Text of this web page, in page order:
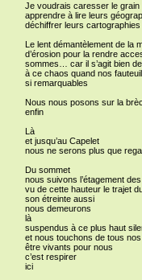
Je voudrais caresser le grain
apprendre à lire leurs
déchiffrer leurs cartographies
Le lent démantèlement de la
d’érosion pour la rendre
sommes… car il s’agit bien
à ce chaos quand nos
si remarquables
Nous nous posons sur la
enfin
Là
et jusqu’au Capelet
nous ne serons plus que
Du sommet
nous suivons l’étagement
vu de cette hauteur le trajet
son étreinte aussi
nous demeurons
là
suspendus à ce plus haut
et nous touchons de tous
être vivants pour nous
c’est respirer
ici